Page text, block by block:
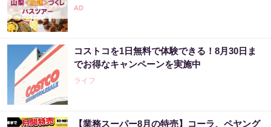
コストコを1日無料で体験できる！8月30日ま
でお得なキャンペーンを実施中
ライフ
【業務スーパー8月の特売】コーラ、ペヤング